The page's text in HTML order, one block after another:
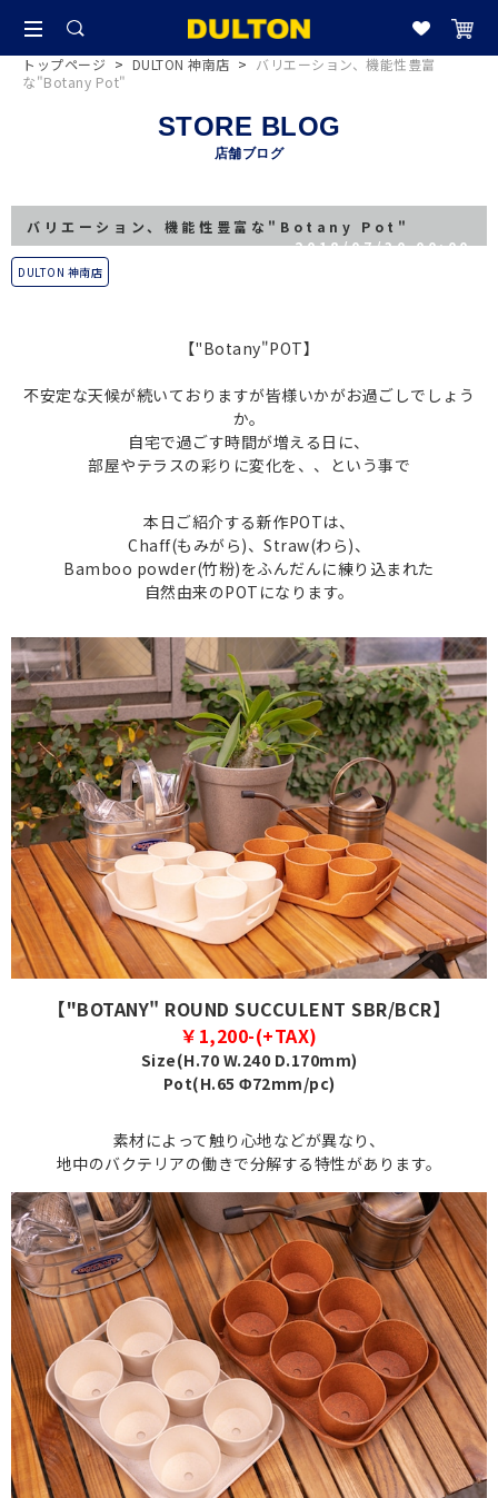
トップページ > DULTON 神南店 > バリエーション、機能性豊富
な"Botany Pot"
STORE BLOG
店舗ブログ
バリエーション、機能性豊富な"Botany Pot"
2018/07/30 00:00
DULTON 神南店
【"Botany"POT】
不安定な天候が続いておりますが皆様いかがお過ごしでしょう
か。
自宅で過ごす時間が増える日に、
部屋やテラスの彩りに変化を、、 という事で
本日ご紹介する新作POTは、
Chaff(もみがら)、Straw(わら)、
Bamboo powder(竹粉)をふんだんに練り込まれた
自然由来のPOTになります。
【"BOTANY" ROUND SUCCULENT SBR/BCR】
￥1,200-(+TAX)
Size(H.70 W.240 D.170mm)
Pot(H.65 Φ72mm/pc)
素材によって触り心地などが異なり、
地中のバクテリアの働きで分解する特性があります。